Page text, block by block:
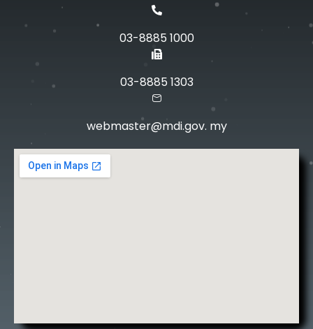
03-8885 1000
03-8885 1303
webmaster@mdi.gov. my